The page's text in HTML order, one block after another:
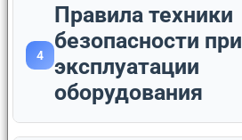
4
Правила техники
безопасности при
эксплуатации
оборудования